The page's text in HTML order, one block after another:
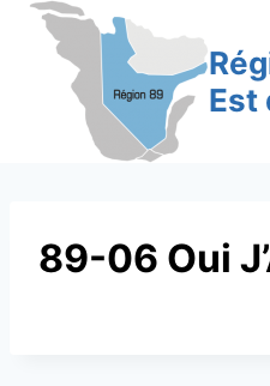
Aller
contenu
Est
89-06 Oui